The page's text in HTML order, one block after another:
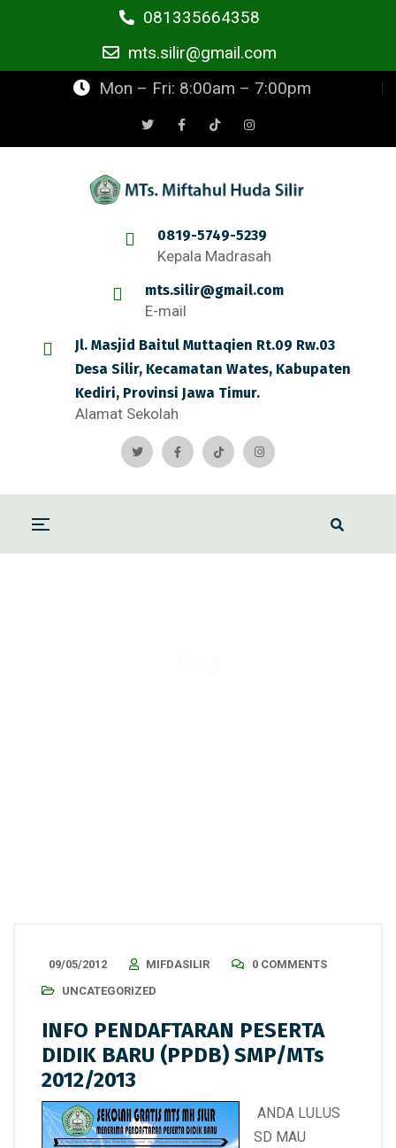
081335664358
mts.silir@gmail.com
Mon – Fri: 8:00am – 7:00pm
0819-5749-5239
Kepala Madrasah
mts.silir@gmail.com
E-mail
Jl. Masjid Baitul Muttaqien Rt.09 Rw.03
Desa Silir, Kecamatan Wates, Kabupaten
Kediri, Provinsi Jawa Timur.
Alamat Sekolah
09/05/2012 MIFDASILIR
0 COMMENTS
UNCATEGORIZED
INFO PENDAFTARAN PESERTA
DIDIK BARU (PPDB) SMP/MTs
2012/2013
ANDA LULUS
SD MAU